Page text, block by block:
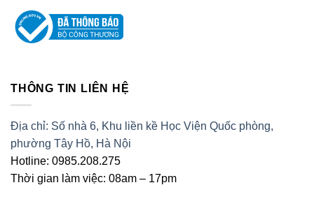
THÔNG TIN LIÊN HỆ
Địa chỉ: Số nhà 6, Khu liền kề Học Viện Quốc phòng,
phường Tây Hồ, Hà Nội
Hotline: 0985.208.275
Thời gian làm việc: 08am – 17pm